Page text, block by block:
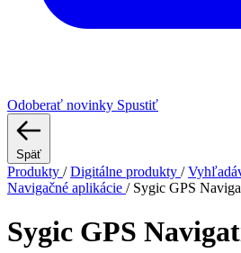
Odoberať novinky Spustiť
Späť
Produkty / Digitálne produkty /
Navigačné aplikácie / Sygic GPS
Sygic GPS